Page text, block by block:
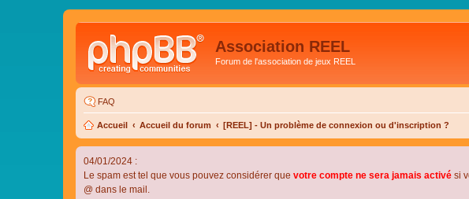
Association REEL
Forum de l'association de jeux REEL
FAQ
Accueil Accueil du forum [REEL] - Un problème de connexion ou d'inscription ?
04/01/2024 :
Le spam est tel que vous pouvez considérer que votre compte ne sera jamais activé si
@ dans le mail.